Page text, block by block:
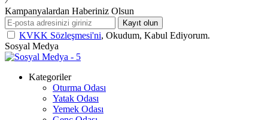
Kampanyalardan Haberiniz Olsun
Kayıt olun
KVKK Sözleşmesi'ni, Okudum, Kabul Ediyorum.
Sosyal Medya
Kategoriler
Oturma Odası
Yatak Odası
Yemek Odası